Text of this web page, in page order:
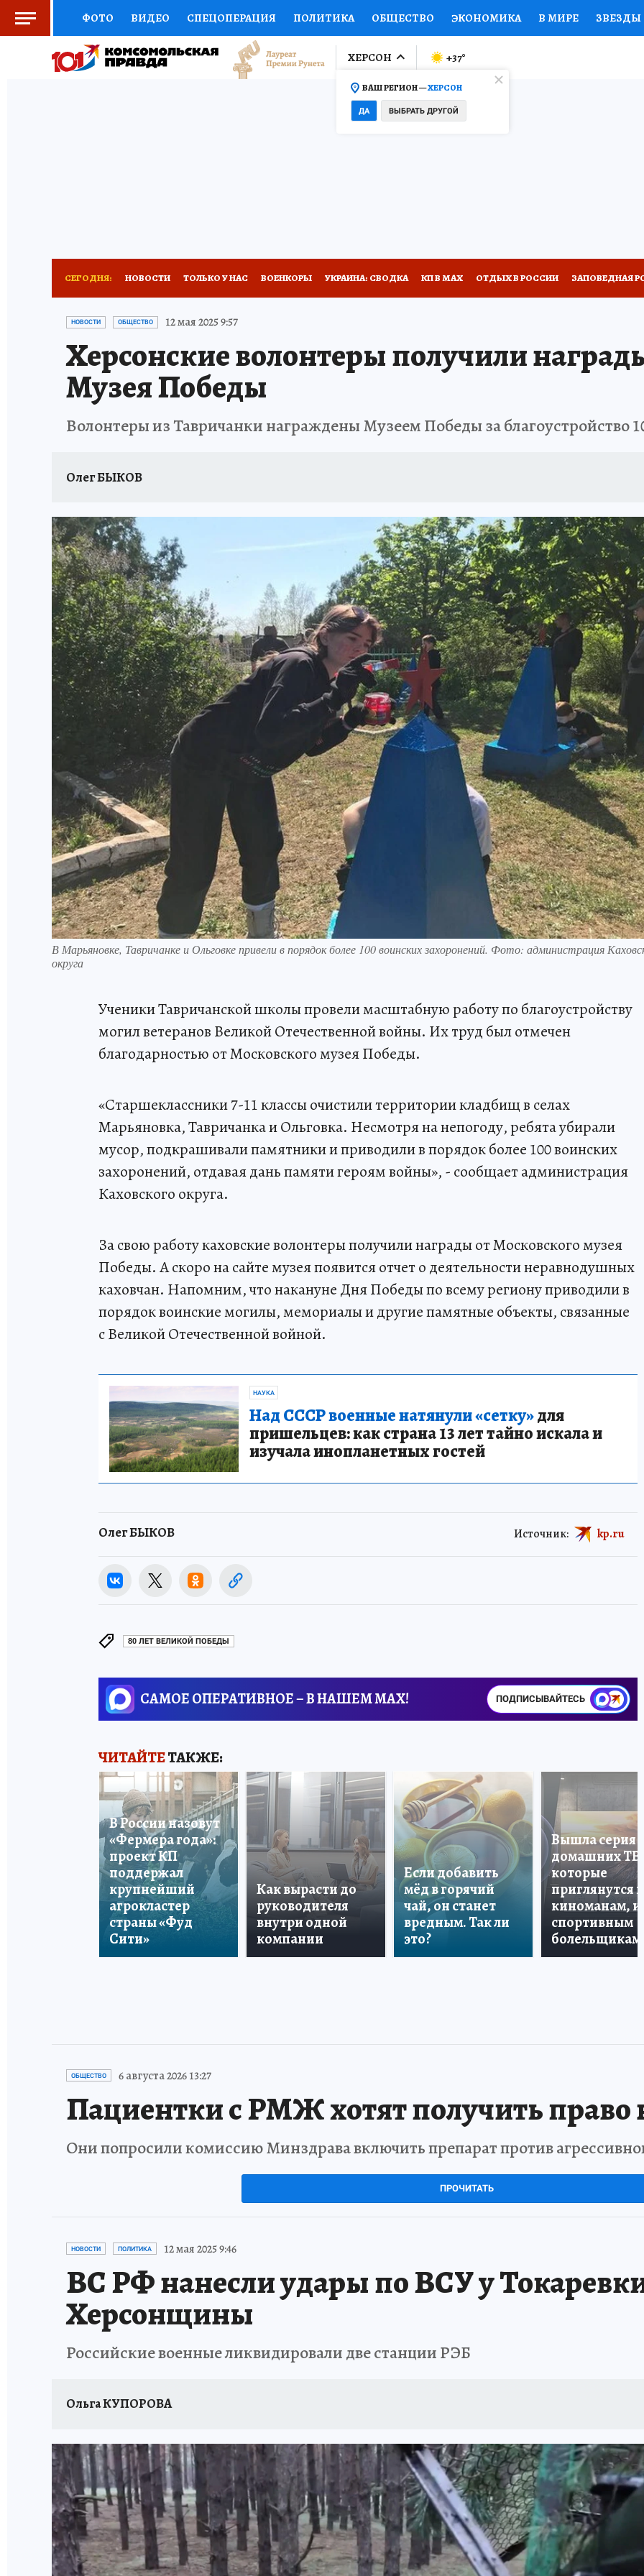
ФОТО ВИДЕО СПЕЦОПЕРАЦИЯ ПОЛИТИКА ОБЩЕСТВО ЭКОНОМИКА В МИРЕ ЗВЕЗДЫ
СОЦПОДДЕРЖКА НАУКА СПОРТ КОЛУМНИСТЫ ПРОИСШЕСТВИЯ
ОТКРЫВАЕМ МИР Я ЗНАЮ
ПРОМОКОДЫ СЕРИАЛЫ
ХЕРСОН
ВАШ РЕГИОН —ХЕРСОН
ДА ВЫБРАТЬ ДРУГОЙ
+37°
СЕГОДНЯ: НОВОСТИ ТОЛЬКО У НАС ВОЕНКОРЫ УКРАИНА: СВОДКА КП В МАХ ОТДЫХ В РОССИИ ЗАПОВЕДНАЯ
РАЗРУШЕНИЕ КАХОВСКОЙ ГЭС
НОВОСТИ ОБЩЕСТВО 12 мая 2025 9:57
Херсонские волонтеры получили
Музея Победы
Волонтеры из Тавричанки награждены Музеем Победы за благоустройство
Олег БЫКОВ
В Марьяновке, Тавричанке и Ольговке привели в порядок более 100 воинских захоронений. Фото: администрация
округа
Ученики Тавричанской школы провели масштабную работу по благоустройству
могил ветеранов Великой Отечественной войны. Их труд был отмечен
благодарностью от Московского музея Победы.
«Старшеклассники 7-11 классы очистили территории кладбищ в селах
Марьяновка, Тавричанка и Ольговка. Несмотря на непогоду, ребята убирали
мусор, подкрашивали памятники и приводили в порядок более 100 воинских
захоронений, отдавая дань памяти героям войны», - сообщает администрация
Каховского округа.
За свою работу каховские волонтеры получили награды от Московского музея
Победы. А скоро на сайте музея появится отчет о деятельности неравнодушных
каховчан. Напомним, что накануне Дня Победы по всему региону приводили в
порядок воинские могилы, мемориалы и другие памятные объекты, связанные
с Великой Отечественной войной.
НАУКА
Над СССР военные натянули «сетку»для
пришельцев: как страна 13 лет тайно искала и
изучала инопланетных гостей
Олег БЫКОВ Источник: kp.ru
80 ЛЕТ ВЕЛИКОЙ ПОБЕДЫ
САМОЕ ОПЕРАТИВНОЕ – В НАШЕМ MAX! ПОДПИСЫВАЙТЕСЬ
ЧИТАЙТЕТАКЖЕ:
В России назовут
«Фермера года»:
проект КП
поддержал
крупнейший
агрокластер
страны «Фуд
Сити»
Как вырасти до
руководителя
внутри одной
компании
Если добавить
мёд в горячий
чай, он станет
вредным. Так ли
это?
Вышла серия
домашних ТВ,
которые
приглянутся и
киноманам, и
спортивным
болельщикам
ОБЩЕСТВО 6 августа 2026 13:27
Пациентки с РМЖ хотят получить право
Они попросили комиссию Минздрава включить препарат против
ПРОЧИТАТЬ
НОВОСТИ ПОЛИТИКА 12 мая 2025 9:46
ВС РФ нанесли удары по ВСУ у
Херсонщины
Российские военные ликвидировали две станции РЭБ
Ольга КУПОРОВА